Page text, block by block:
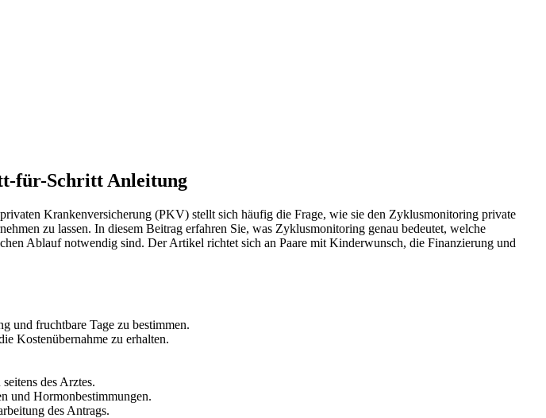
für-Schritt Anleitung
Krankenversicherung (PKV) stellt sich häufig die Frage, wie sie den Zyklusmonitoring private
zu lassen. In diesem Beitrag erfahren Sie, was Zyklusmonitoring genau bedeutet, welche
Ablauf notwendig sind. Der Artikel richtet sich an Paare mit Kinderwunsch, die Finanzierung und
und fruchtbare Tage zu bestimmen.
Kostenübernahme zu erhalten.
des Arztes.
und Hormonbestimmungen.
des Antrags.